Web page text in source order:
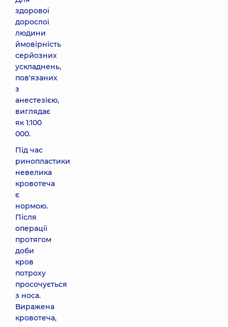
здорової
дорослої
людини
ймовірність
серйозних
ускладнень,
пов'язаних
з
анестезією,
виглядає
як 1:100
000.
Під час
ринопластики
невелика
кровотеча
є
нормою.
Після
операції
протягом
доби
кров
потроху
просочується
з носа.
Виражена
кровотеча,